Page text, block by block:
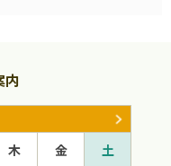
内
木 金
土